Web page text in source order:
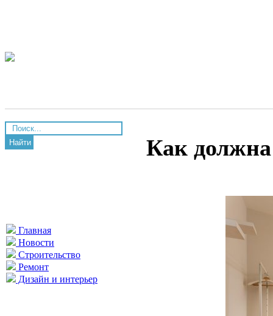
Найти
Главная
Новости
Строительство
Ремонт
Дизайн и интерьер
Как должна